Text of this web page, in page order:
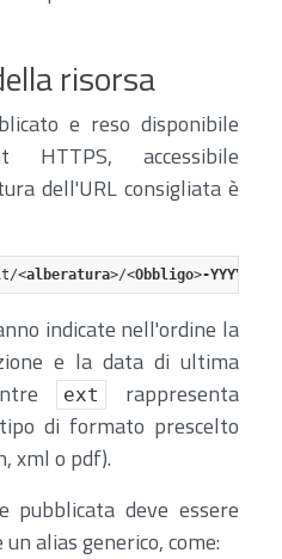
risorsa
e reso disponibile
accessibile
dell'URL consigliata è
/<alberatura>/<Obbligo>-
indicate nell'ordine la
e la data di ultima
ext
rappresenta
di formato prescelto
xml o pdf).
pubblicata deve essere
alias generico, come: